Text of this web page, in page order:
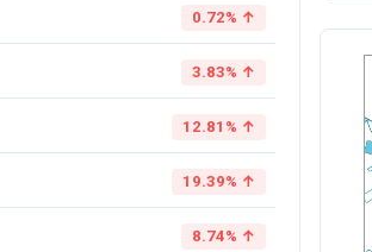
0.72% ↑
3.83% ↑
12.81% ↑
19.39% ↑
8.74% ↑